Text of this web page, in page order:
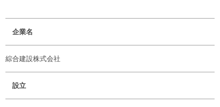
企業名
綜合建設株式会社
設立